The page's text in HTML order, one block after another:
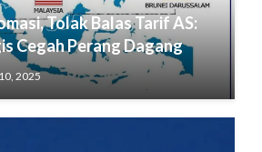
Tolak Balas Tarif AS:
Cegah Perang Dagang
2025